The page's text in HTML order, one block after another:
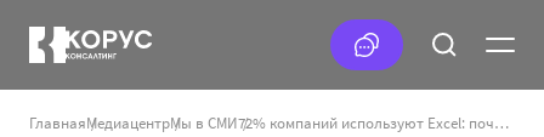
ГлавнаяМедиацентрМы в СМИ 72% компаний используют Excel: почему это ломает бюджетное планирование